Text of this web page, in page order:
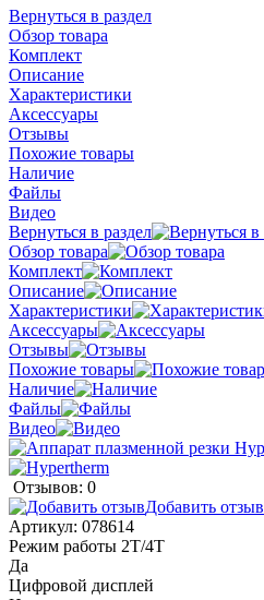
Вернуться в раздел
Обзор товара
Комплект
Описание
Характеристики
Аксессуары
Отзывы
Похожие товары
Наличие
Файлы
Видео
Вернуться в раздел
Обзор товара
Комплект
Описание
Характеристики
Аксессуары
Отзывы
Похожие товары
Наличие
Файлы
Видео
Отзывов: 0
Добавить отзыв
Артикул: 078614
Режим работы 2Т/4Т
Да
Цифровой дисплей